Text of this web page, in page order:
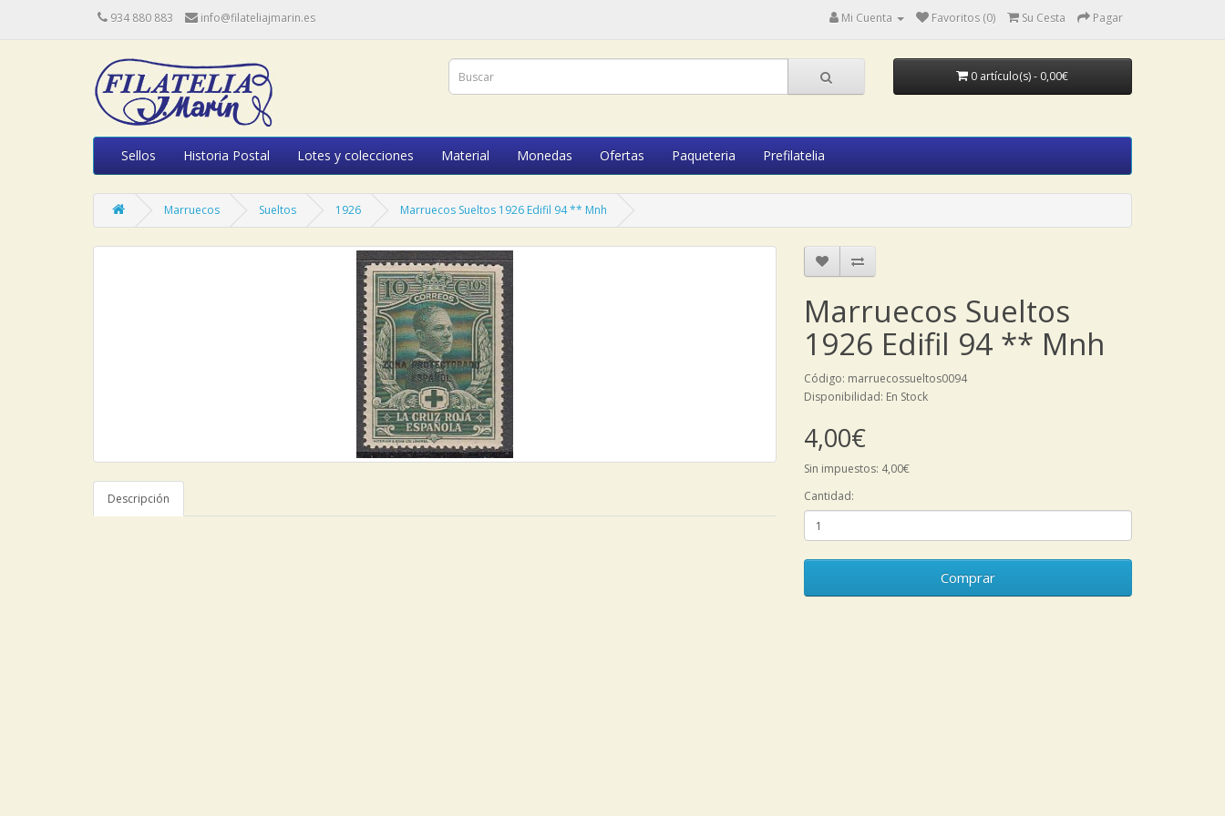
934 880 883 info@filateliajmarin.es Mi Cuenta Favoritos (0) Su Cesta Pagar
0 artículo(s) - 0,00€
Sellos Historia Postal Lotes y colecciones Material Monedas Ofertas Paqueteria Prefilatelia
Marruecos Sueltos 1926 Marruecos Sueltos 1926 Edifil 94 ** Mnh
Descripción
Marruecos Sueltos
1926 Edifil 94 ** Mnh
Código: marruecossueltos0094
Disponibilidad: En Stock
4,00€
Sin impuestos: 4,00€
Cantidad:
Comprar